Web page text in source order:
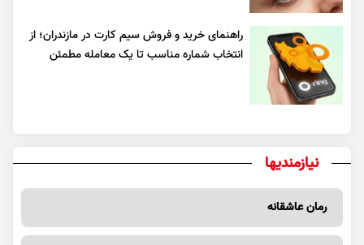
راهنمای خرید و فروش سیم کارت در مازندران؛ از
انتخاب شماره مناسب تا یک معامله مطمئن
نیازمندیها
رمان عاشقانه